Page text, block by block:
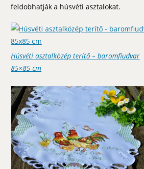
feldobhatják a húsvéti asztalokat.
Húsvéti asztalközép terítő – baromfiudvar
85×85 cm